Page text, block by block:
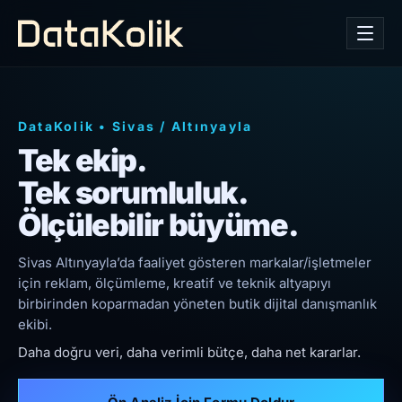
DataKolik • Sivas / Altınyayla
Tek ekip.
Tek sorumluluk.
Ölçülebilir büyüme.
Sivas Altınyayla’da faaliyet gösteren markalar/işletmeler
için reklam, ölçümleme, kreatif ve teknik altyapıyı
birbirinden koparmadan yöneten butik dijital danışmanlık
ekibi.
Daha doğru veri, daha verimli bütçe, daha net kararlar.